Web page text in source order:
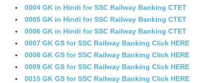
0004 GK in Hindi for SSC Railway Banking CTET
0005 GK in Hindi for SSC Railway Banking CTET
0006 GK in Hindi for SSC Railway Banking CTET
0007 GK GS for SSC Railway Banking Click HERE
0008 GK GS for SSC Railway Banking Click HERE
0009 GK GS for SSC Railway Banking Click HERE
0010 GK GS for SSC Railway Banking Click HERE